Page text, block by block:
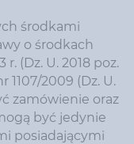
środkami
o środkach
(Dz. U. 2018 poz.
1107/2009 (Dz. U.
zamówienie oraz
być jedynie
posiadającymi